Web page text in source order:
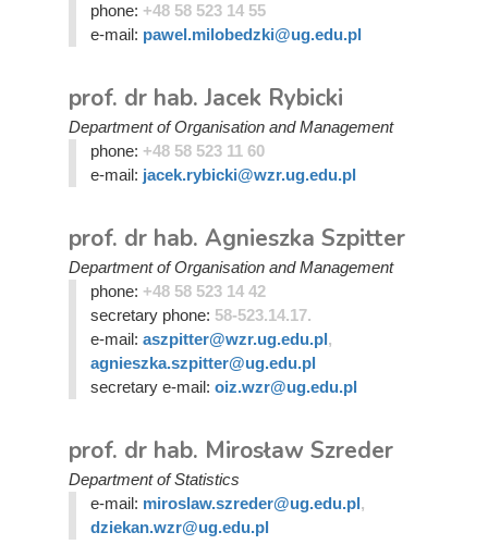
phone: +48 58 523 14 55
e-mail: pawel.milobedzki@ug.edu.pl
prof. dr hab. Jacek Rybicki
Department of Organisation and Management
phone: +48 58 523 11 60
e-mail: jacek.rybicki@wzr.ug.edu.pl
prof. dr hab. Agnieszka Szpitter
Department of Organisation and Management
phone: +48 58 523 14 42
secretary phone: 58-523.14.17.
e-mail: aszpitter@wzr.ug.edu.pl,
agnieszka.szpitter@ug.edu.pl
secretary e-mail: oiz.wzr@ug.edu.pl
prof. dr hab. Mirosław Szreder
Department of Statistics
e-mail: miroslaw.szreder@ug.edu.pl,
dziekan.wzr@ug.edu.pl